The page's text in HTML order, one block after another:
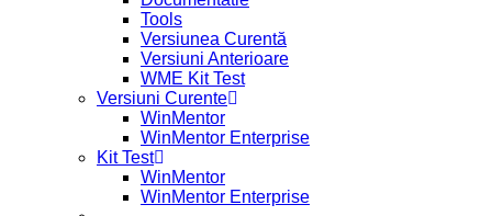
Tools
Versiunea Curentă
Versiuni Anterioare
WME Kit Test
Versiuni Curente
WinMentor
WinMentor Enterprise
Kit Test
WinMentor
WinMentor Enterprise